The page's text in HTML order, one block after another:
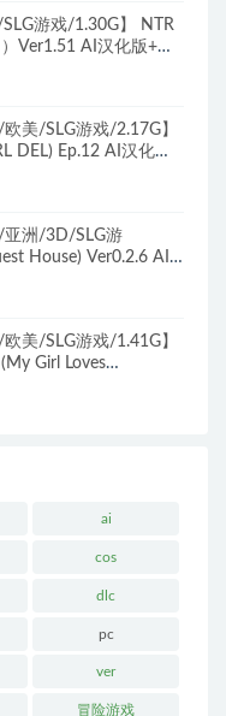
游戏/1.30G】 NTR
Ver1.51 AI汉化版+全
美/SLG游戏/2.17G】
DEL) Ep.12 AI汉化版
亚洲/3D/SLG游
House) Ver0.2.6 AI
美/SLG游戏/1.41G】
Girl Loves
ai
cos
dlc
pc
ver
冒险游戏